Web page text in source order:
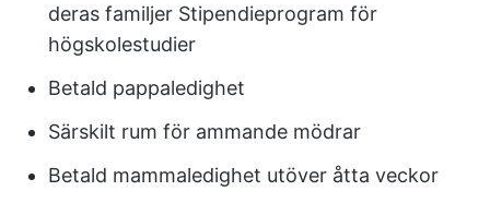
deras familjer Stipendieprogram för
högskolestudier
Betald pappaledighet
Särskilt rum för ammande mödrar
Betald mammaledighet utöver åtta veckor